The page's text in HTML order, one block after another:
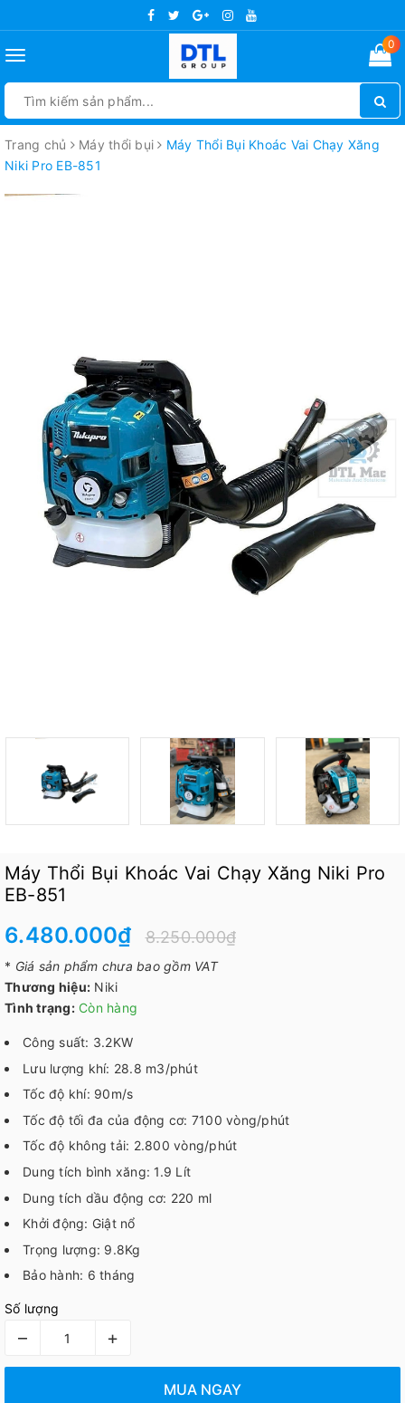
Toggle
0
Trang chủ Máy thổi bụi
Máy Thổi Bụi Khoác Vai Chạy Xăng
Niki Pro EB-851
Máy Thổi Bụi Khoác Vai Chạy Xăng Niki Pro
EB-851
6.480.000₫ 8.250.000₫
* Giá sản phẩm chưa bao gồm VAT
Thương hiệu: Niki
Tình trạng: Còn hàng
Công suất: 3.2KW
Lưu lượng khí: 28.8 m3/phút
Tốc độ khí: 90m/s
Tốc độ tối đa của động cơ: 7100 vòng/phút
Tốc độ không tải: 2.800 vòng/phút
Dung tích bình xăng: 1.9 Lít
Dung tích dầu động cơ: 220 ml
Khởi động: Giật nổ
Trọng lượng: 9.8Kg
Bảo hành: 6 tháng
Số lượng
– +
MUA NGAY